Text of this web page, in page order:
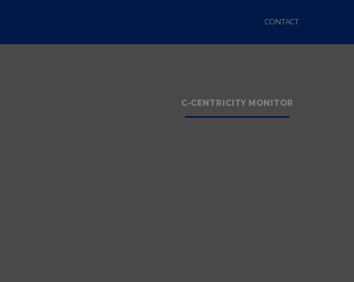
CONTACT
C-CENTRICITY MONITOR